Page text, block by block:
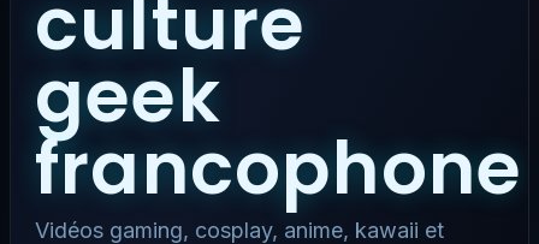
culture
geek
francophone
Vidéos gaming, cosplay, anime, kawaii et